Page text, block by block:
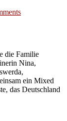
die Familie
Nina,
ein Mixed
das Deutschland